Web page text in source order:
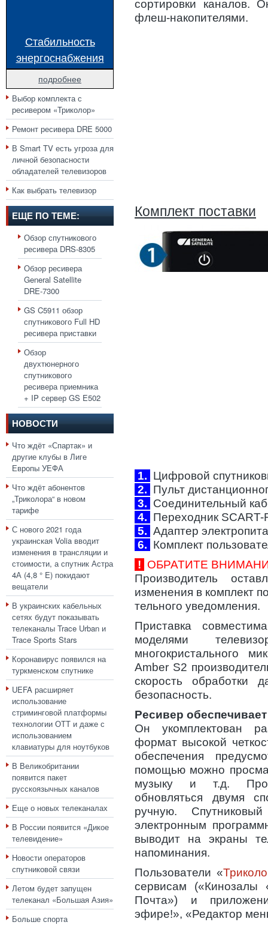
Стабильность
энергоснабжения
подробнее
Выбор комплекта с
ресивером «Триколор»
Ремонт ресивера DRE 5000
В Smart TV есть угроза для
личной безопасности
обладателей телевизоров
Как выбрать телевизор
ЕЩЕ ПО ТЕМЕ:
Обзор спутникового
ресивера DRS-8305
Обзор ресивера
General Satellite
DRE-7300
GS C5911 обзор
спутникового Full HD
ресивера приставки
Обзор
двухтюнерного
спутникового
ресивера приемника
+ IP сервер GS E502
НОВОСТИ
Что ждёт «Спартак» и
другие клубы в Лиге
Европы УЕФА
Что ждёт абонентов
„Триколора“ в новом
тарифе
С нового 2021 года
украинская Volia вводит
изменения в трансляции и
стоимости, а спутник Астра
4А (4,8 ° E) покидают
вещатели
В украинских кабельных
сетях будут показывать
телеканалы Trace Urban и
Trace Sports Stars
Коронавирус появился на
туркменском спутнике
UEFA расширяет
использование
стриминговой платформы
технологии ОТТ и даже с
использованием
клавиатуры для ноутбуков
В Великобритании
появится пакет
русскоязычных каналов
Еще о новых телеканалах
В России появится «Дикое
телевидение»
Новости операторов
спутниковой связи
Летом будет запущен
телеканал «Большая Азия»
Больше спорта
сортировки каналов.
флеш-накопителями.
Комплект поставки
1. Цифровой
2. Пульт
3. Соединительный
4. Переходник SCART-
5. Адаптер
6. Комплект
! ОБРАТИТЕ
Производитель
изменения в комплект
тельного уведомления.
Приставка
моделями
многокристального
Amber S2
скорость обработки
безопасность.
Ресивер
Он укомплектован
формат высокой
обеспечения
помощью можно
музыку и т.д.
обновляться двумя
ручную.
электронным
выводит на экраны
напоминания.
Пользователи «
сервисам
Почта») и
эфире!», «Редактор